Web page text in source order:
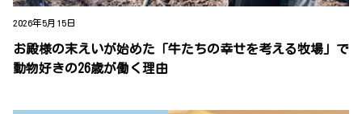
2026年5月15日
お殿様の末えいが始めた「牛たちの幸せを考える牧場」で
動物好きの26歳が働く理由